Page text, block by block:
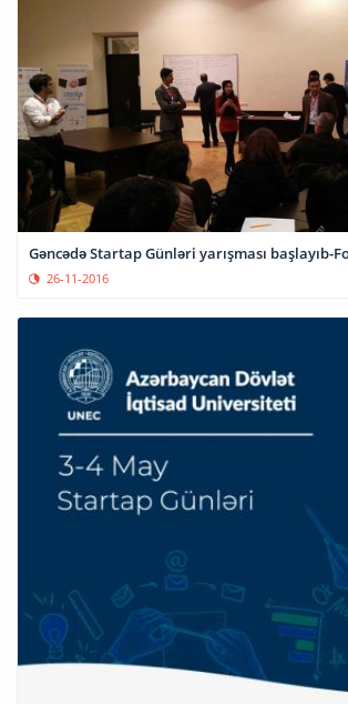
Gəncədə Startap Günləri yarışması başlayıb-
26-11-2016